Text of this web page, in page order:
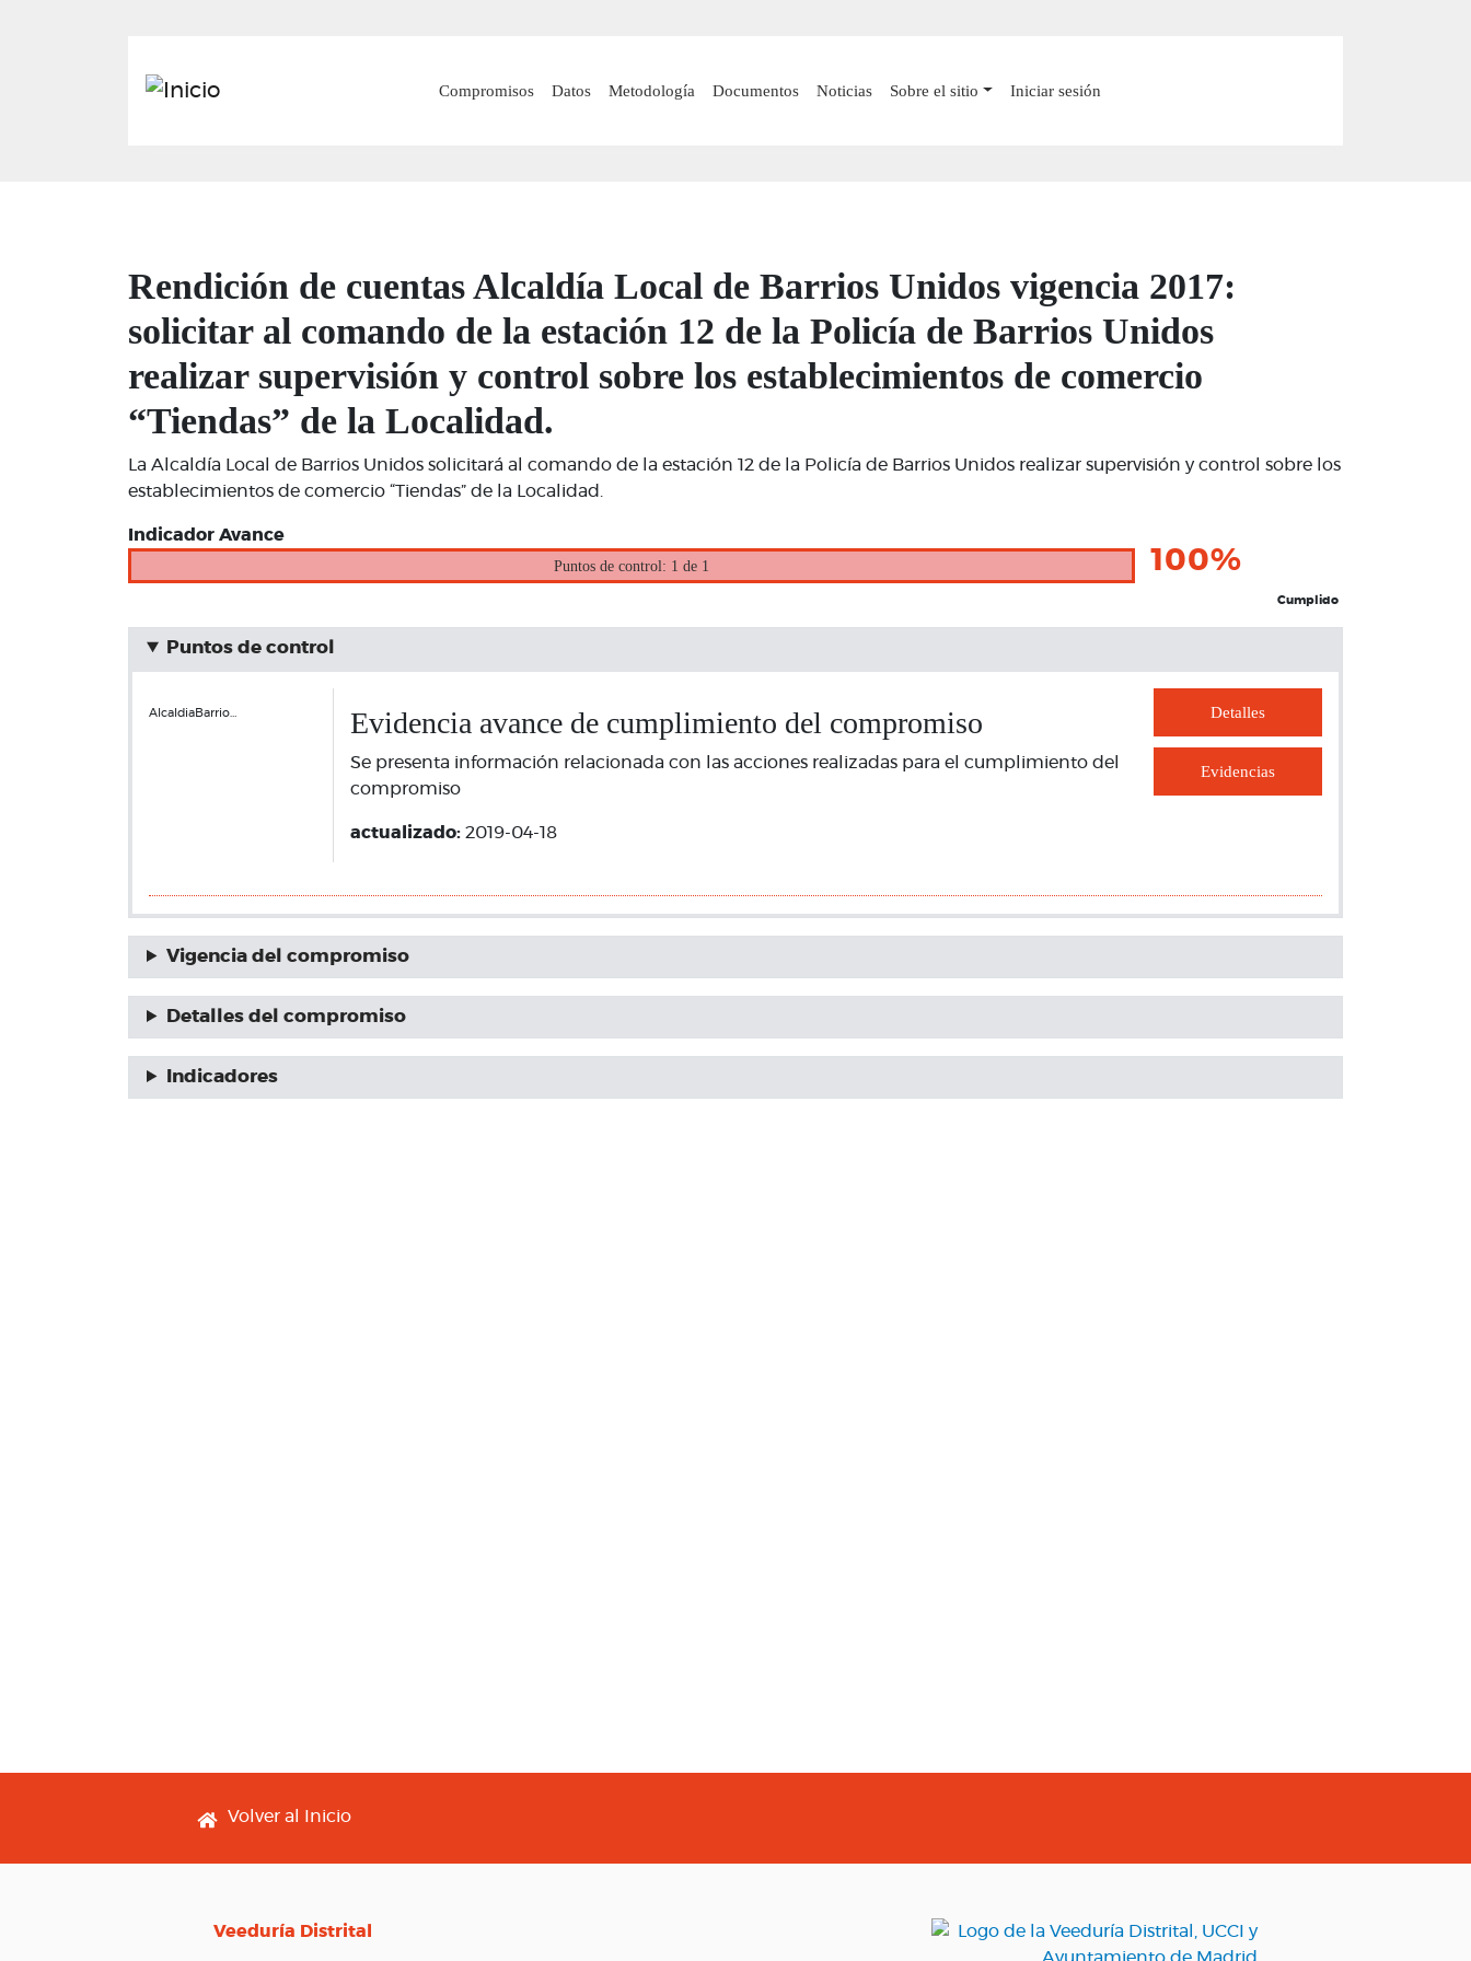
principal
Main navigation
Compromisos Datos Metodología Documentos Noticias Sobre el sitio Iniciar sesión
Rendición de cuentas Alcaldía Local de Barrios Unidos vigencia 2017:
solicitar al comando de la estación 12 de la Policía de Barrios Unidos
realizar supervisión y control sobre los establecimientos de comercio
“Tiendas” de la Localidad.
La Alcaldía Local de Barrios Unidos solicitará al comando de la estación 12 de la Policía de Barrios Unidos realizar supervisión y control sobre los
establecimientos de comercio “Tiendas” de la Localidad.
Indicador Avance
Puntos de control: 1 de 1
100%
Cumplido
Puntos de control
AlcaldiaBarrio… Evidencia avance de cumplimiento del compromiso
Se presenta información relacionada con las acciones realizadas para el cumplimiento del
compromiso
actualizado: 2019-04-18
Detalles
Evidencias
Vigencia del compromiso
Detalles del compromiso
Indicadores
Footer menu
Volver al Inicio
Veeduría Distrital